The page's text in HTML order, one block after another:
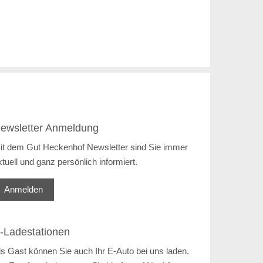
Anmeldung
dem Gut Heckenhof Newsletter sind Sie immer
und ganz persönlich informiert.
Anmelden
Ladestationen
Gast können Sie auch Ihr E-Auto bei uns laden.